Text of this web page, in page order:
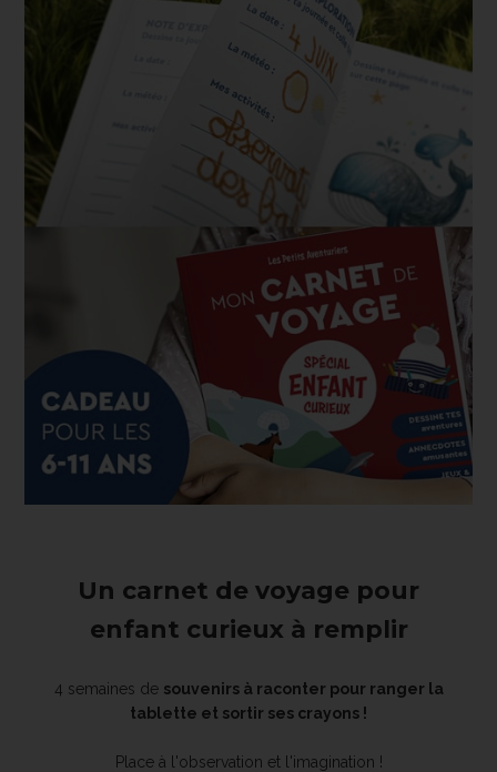
Un carnet de voyage pour
enfant curieux à remplir
4 semaines de souvenirs à raconter pour ranger la
tablette et sortir ses crayons !
Place à l'observation et l'imagination !